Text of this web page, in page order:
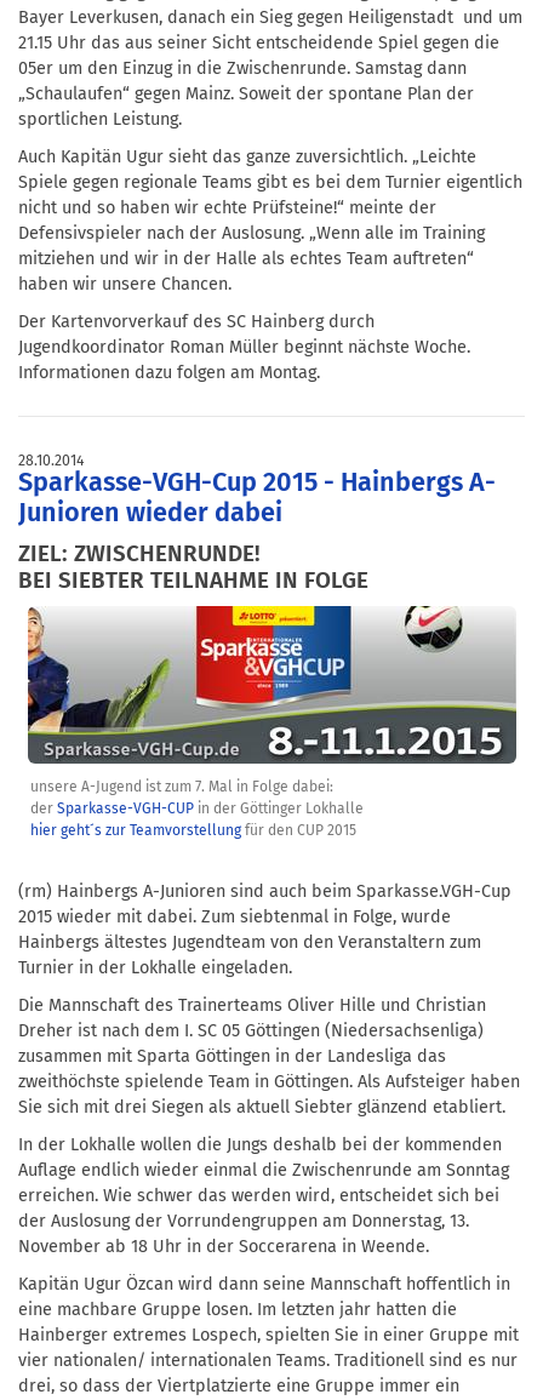
Bayer Leverkusen, danach ein Sieg gegen Heiligenstadt und um
21.15 Uhr das aus seiner Sicht entscheidende Spiel gegen die
05er um den Einzug in die Zwischenrunde. Samstag dann
„Schaulaufen“ gegen Mainz. Soweit der spontane Plan der
sportlichen Leistung.
Auch Kapitän Ugur sieht das ganze zuversichtlich. „Leichte
Spiele gegen regionale Teams gibt es bei dem Turnier eigentlich
nicht und so haben wir echte Prüfsteine!“ meinte der
Defensivspieler nach der Auslosung. „Wenn alle im Training
mitziehen und wir in der Halle als echtes Team auftreten“
haben wir unsere Chancen.
Der Kartenvorverkauf des SC Hainberg durch
Jugendkoordinator Roman Müller beginnt nächste Woche.
Informationen dazu folgen am Montag.
28.10.2014
Sparkasse-VGH-Cup 2015 - Hainbergs A-
Junioren wieder dabei
ZIEL: ZWISCHENRUNDE!
BEI SIEBTER TEILNAHME IN FOLGE
unsere A-Jugend ist zum 7. Mal in Folge dabei:
der Sparkasse-VGH-CUP in der Göttinger Lokhalle
hier geht´s zur Teamvorstellung für den CUP 2015
(rm) Hainbergs A-Junioren sind auch beim Sparkasse.VGH-Cup
2015 wieder mit dabei. Zum siebtenmal in Folge, wurde
Hainbergs ältestes Jugendteam von den Veranstaltern zum
Turnier in der Lokhalle eingeladen.
Die Mannschaft des Trainerteams Oliver Hille und Christian
Dreher ist nach dem I. SC 05 Göttingen (Niedersachsenliga)
zusammen mit Sparta Göttingen in der Landesliga das
zweithöchste spielende Team in Göttingen. Als Aufsteiger haben
Sie sich mit drei Siegen als aktuell Siebter glänzend etabliert.
In der Lokhalle wollen die Jungs deshalb bei der kommenden
Auflage endlich wieder einmal die Zwischenrunde am Sonntag
erreichen. Wie schwer das werden wird, entscheidet sich bei
der Auslosung der Vorrundengruppen am Donnerstag, 13.
November ab 18 Uhr in der Soccerarena in Weende.
Kapitän Ugur Özcan wird dann seine Mannschaft hoffentlich in
eine machbare Gruppe losen. Im letzten jahr hatten die
Hainberger extremes Lospech, spielten Sie in einer Gruppe mit
vier nationalen/ internationalen Teams. Traditionell sind es nur
drei, so dass der Viertplatzierte eine Gruppe immer ein